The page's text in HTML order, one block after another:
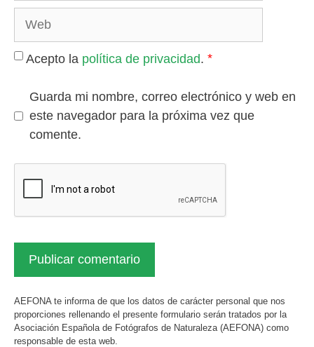
Acepto la política de privacidad. *
Guarda mi nombre, correo electrónico y web en
este navegador para la próxima vez que
comente.
AEFONA te informa de que los datos de carácter personal que nos
proporciones rellenando el presente formulario serán tratados por la
Asociación Española de Fotógrafos de Naturaleza (AEFONA) como
responsable de esta web.